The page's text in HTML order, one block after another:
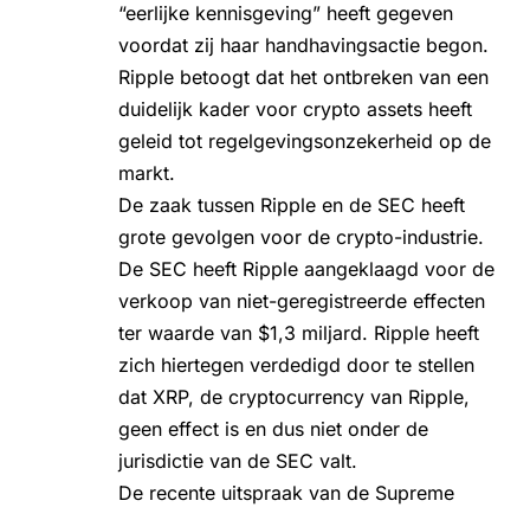
“eerlijke kennisgeving” heeft gegeven
voordat zij haar handhavingsactie begon.
Ripple betoogt dat het ontbreken van een
duidelijk kader voor crypto assets heeft
geleid tot regelgevingsonzekerheid op de
markt.
De zaak tussen Ripple en de SEC heeft
grote gevolgen voor de crypto-industrie.
De SEC heeft Ripple aangeklaagd voor de
verkoop van niet-geregistreerde effecten
ter waarde van $1,3 miljard. Ripple heeft
zich hiertegen verdedigd door te stellen
dat XRP, de cryptocurrency van Ripple,
geen effect is en dus niet onder de
jurisdictie van de SEC valt.
De recente uitspraak van de Supreme